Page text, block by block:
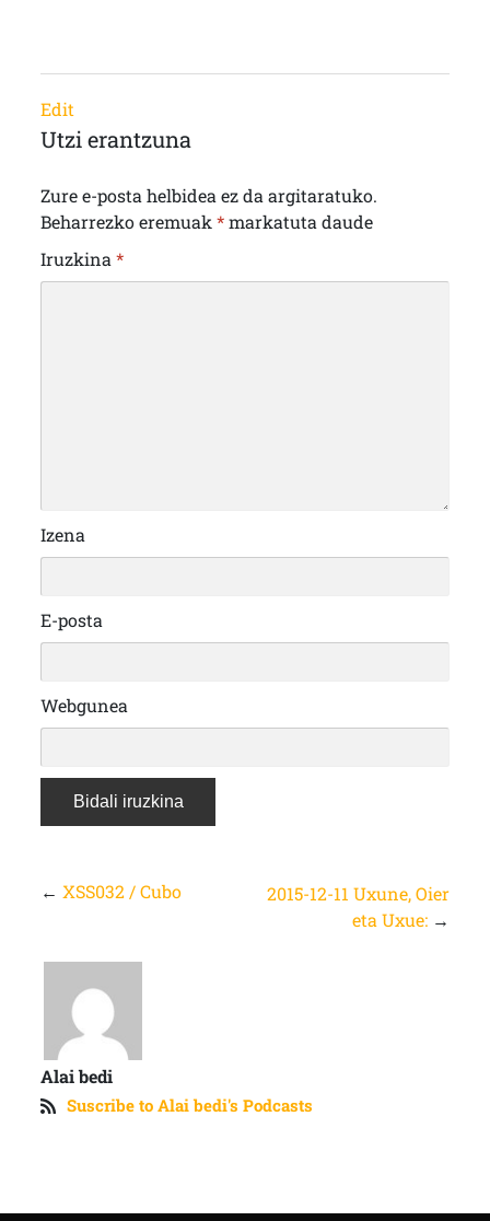
Edit
Utzi erantzuna
Zure e-posta helbidea ez da argitaratuko.
Beharrezko eremuak *markatuta daude
Iruzkina *
Izena
E-posta
Webgunea
← XSS032 / Cubo
2015-12-11 Uxune, Oier
eta Uxue: →
Alai bedi
Suscribe to Alai bedi's Podcasts